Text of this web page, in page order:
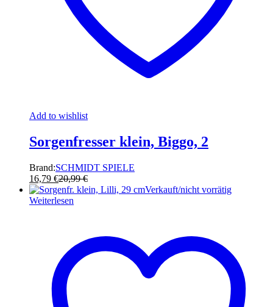
Add to wishlist
Sorgenfresser klein, Biggo, 2
Brand:SCHMIDT SPIELE
16,79 €20,99€
Verkauft/nicht vorrätig
Weiterlesen